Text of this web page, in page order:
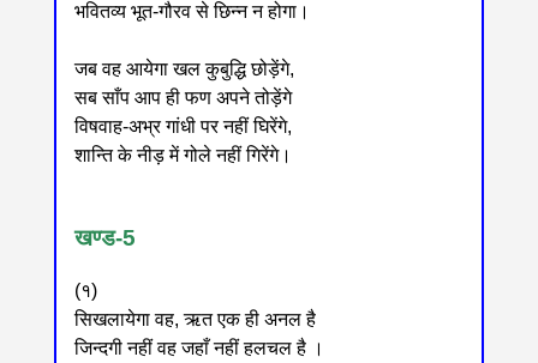
भवितव्य भूत-गौरव से छिन्न न होगा।
जब वह आयेगा खल कुबुद्धि छोड़ेंगे,
सब साँप आप ही फण अपने तोड़ेंगे
विषवाह-अभ्र गांधी पर नहीं घिरेंगे,
शान्ति के नीड़ में गोले नहीं गिरेंगे।
खण्ड-5
(१)
सिखलायेगा वह, ऋत एक ही अनल है
जिन्दगी नहीं वह जहाँ नहीं हलचल है ।